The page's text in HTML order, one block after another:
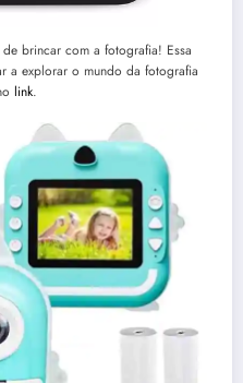
brincar com a fotografia! Essa
a explorar o mundo da fotografia
link.